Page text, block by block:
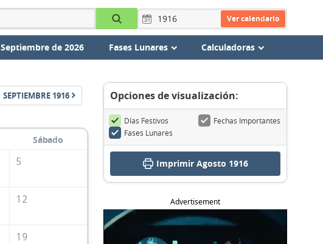
Ver calendario
Septiembre de 2026 Fases Lunares Calculadoras
SEPTIEMBRE 1916
Sábado
5
12
19
Opciones de visualización:
Días Festivos
Fechas Importantes
Fases Lunares
Imprimir Agosto 1916
Advertisement